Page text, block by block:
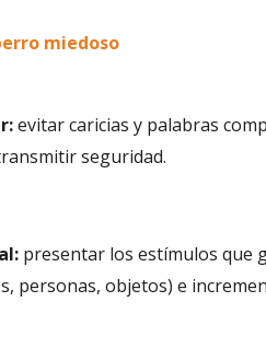
miedoso
evitar caricias y palabras
seguridad.
presentar los estímulos que
personas, objetos) e